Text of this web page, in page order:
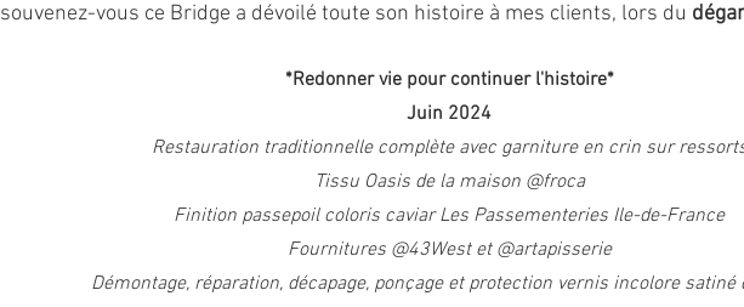
souvenez-vous ce Bridge a dévoilé toute son histoire à mes clients, lors du
*Redonner vie pour continuer l'histoire*
Juin 2024
Restauration traditionnelle complète avec garniture en crin sur
Tissu Oasis de la maison @froca
Finition passepoil coloris caviar Les Passementeries Ile-de-France
Fournitures @43West et @artapisserie
Démontage, réparation, décapage, ponçage et protection vernis incolore satiné